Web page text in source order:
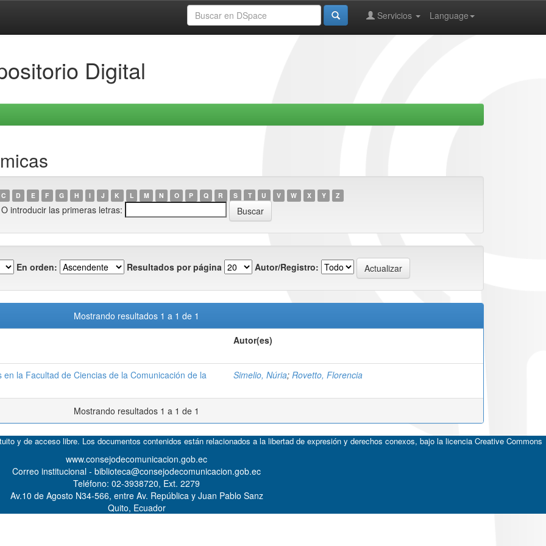
Language
Servicios
Digital
C D E F G H I J K L M N O P Q R S T U V W X Y Z
O introducir las primeras letras:
En orden: Resultados por página Autor/Registro:
Mostrando resultados 1 a 1 de 1
Autor(es)
la Facultad de Ciencias de la Comunicación de la
Simelio, Núria; Rovetto, Florencia
Mostrando resultados 1 a 1 de 1
y de acceso libre. Los documentos contenidos están relacionados a la libertad de expresión y derechos conexos, bajo la licencia Creative Commons
www.consejodecomunicacion.gob.ec
Correo institucional - biblioteca@consejodecomunicacion.gob.ec
Teléfono: 02-3938720, Ext. 2279
Av.10 de Agosto N34-566, entre Av. República y Juan Pablo Sanz
Quito, Ecuador